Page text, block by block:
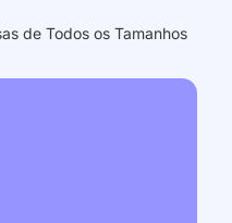
de Todos os Tamanhos